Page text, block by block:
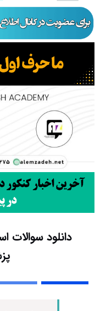
دانلود سوالات